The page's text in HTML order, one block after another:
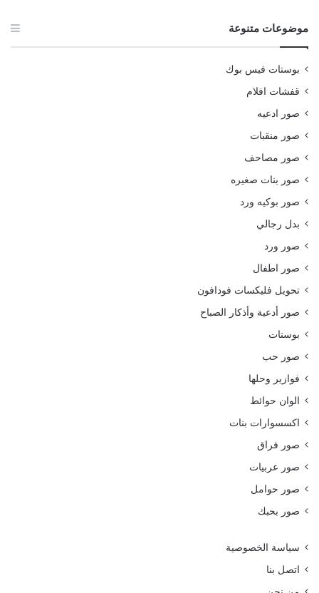
موضوعات متنوعة
بوستات فيس بوك
قفشات افلام
صور ادعيه
صور منقبات
صور مصاحف
صور بنات صغيره
صور بوكيه ورد
بدل رجالي
صور ورد
صور اطفال
تحويل فليكسات فودافون
صور أدعية وأذكار الصباح
بوستات
صور حب
فوازير وحلها
الوان حوائط
اكسسوارات بنات
صور فراق
صور عربيات
صور حوامل
صور بحبك
سياسة الخصوصية
اتصل بنا